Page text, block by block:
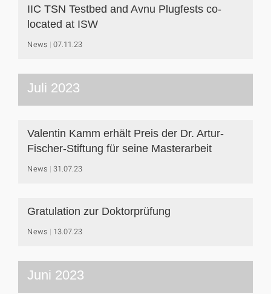
IIC TSN Testbed and Avnu Plugfests co-
located at ISW
News 07.11.23
Juli 2023
Valentin Kamm erhält Preis der Dr. Artur-
Fischer-Stiftung für seine Masterarbeit
News 31.07.23
Gratulation zur Doktorprüfung
News 13.07.23
Juni 2023